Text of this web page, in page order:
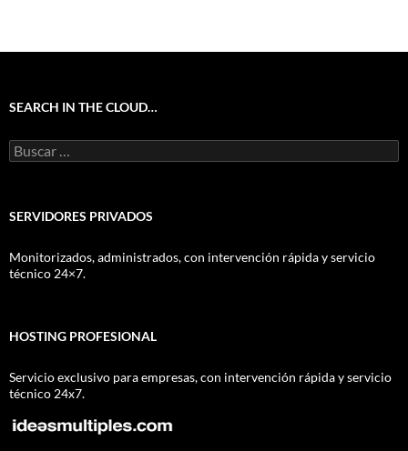
SEARCH IN THE CLOUD…
Buscar:
SERVIDORES PRIVADOS
Monitorizados, administrados, con intervención rápida y servicio
técnico 24×7.
HOSTING PROFESIONAL
Servicio exclusivo para empresas, con intervención rápida y servicio
técnico 24x7.